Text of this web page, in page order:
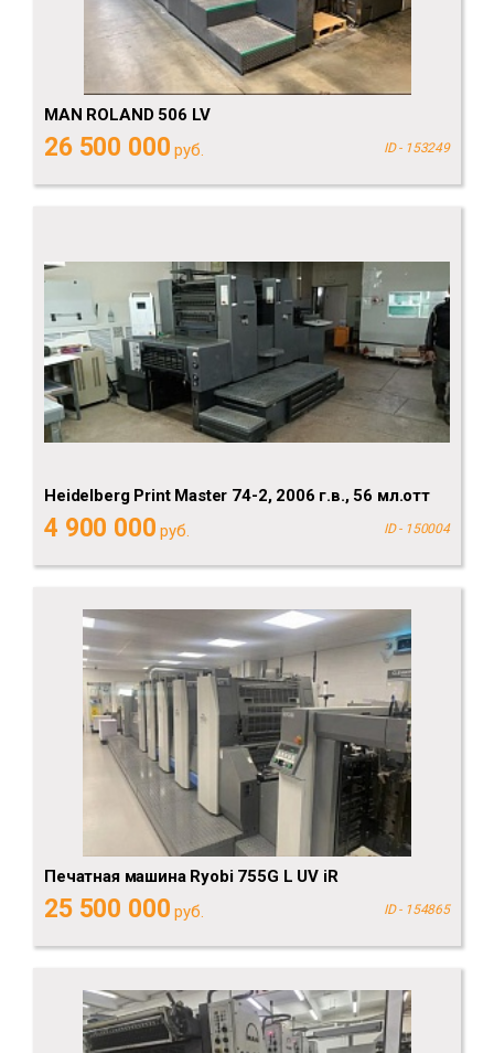
MAN ROLAND 506 LV
26 500 000 руб. ID - 153249
Heidelberg Рrint Мaster 74-2, 2006 г.в., 56 мл.отт
4 900 000 руб. ID - 150004
Печатная машина Ryobi 755G L UV iR
25 500 000 руб. ID - 154865